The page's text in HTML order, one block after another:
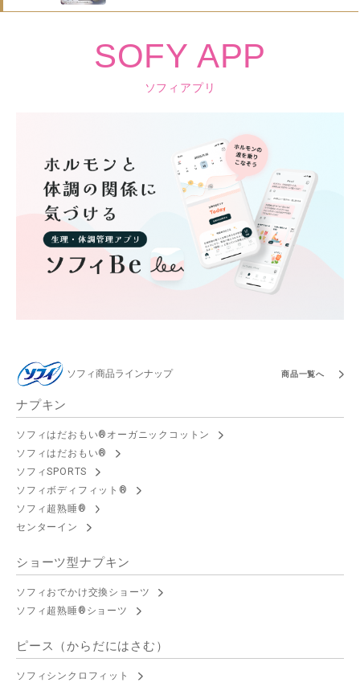
SOFY APP
ソフィアプリ
ソフィ商品ラインナップ 商品一覧へ
ナプキン
ソフィはだおもい®オーガニックコットン
ソフィはだおもい®
ソフィSPORTS
ソフィボディフィット®
ソフィ超熟睡®
センターイン
ショーツ型ナプキン
ソフィおでかけ交換ショーツ
ソフィ超熟睡®ショーツ
ピース（からだにはさむ）
ソフィシンクロフィット